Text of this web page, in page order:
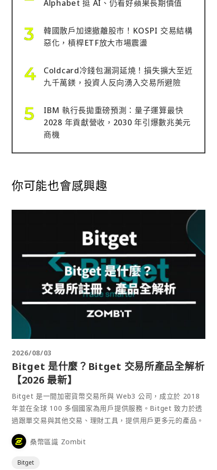
Alphabet 挺 AI、仍看好蘋果長期價值
韓國散戶加速撤離股市！KOSPI 交易結構
惡化，槓桿ETF放大市場震盪
Coldcard冷錢包漏洞延燒！損失擴大至近
九千萬鎂，投資人反向湧入交易所避險
IBM 執行長拋重磅預測：量子運算最快
2028 年貢獻營收，2030 年引爆數兆美元
商機
你可能也會感興趣
2026/08/03
Bitget 是什麼？Bitget 交易所產品全解析
【2026 最新】
Bitget 是一間加密貨幣交易所與 Web3 公司，成立於 2018
年並在全球 100 多個國家為用戶提供服務。Bitget 致力於透
過跟單交易與其他交易、理財工具，提供用戶更多元的產品。
桑幣區識 Zombit
Bitget